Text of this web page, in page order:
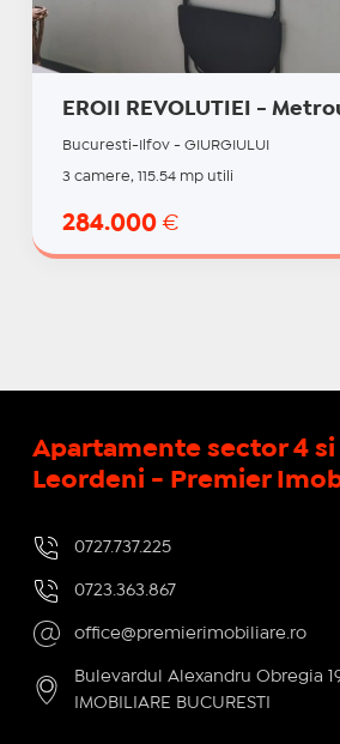
EROII REVOLUTIEI -
Bucuresti-Ilfov - GIURGIULUI
3 camere, 115.54 mp utili
284.000 €
Apartamente sector 4 si
Leordeni - Premier
0727.737.225
0723.363.867
office@premierimobiliare.ro
Bulevardul Alexandru Obregia
IMOBILIARE BUCURESTI